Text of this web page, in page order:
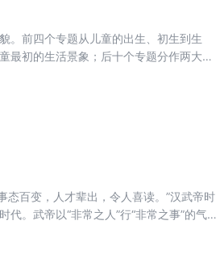
。前四个专题从儿童的出生、初生到生
最初的生活景象；后十个专题分作两大部
百变，人才辈出，令人喜读。”汉武帝时
。武帝以“非常之人”行“非常之事”的气魄